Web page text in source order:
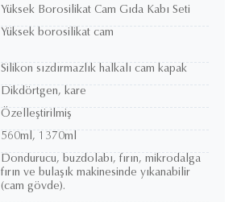
Yüksek Borosilikat Cam Gıda Kabı Seti
Yüksek borosilikat cam
Silikon sızdırmazlık halkalı cam kapak
Dikdörtgen, kare
Özelleştirilmiş
560ml, 1370ml
Dondurucu, buzdolabı, fırın, mikrodalga
fırın ve bulaşık makinesinde yıkanabilir
(cam gövde).